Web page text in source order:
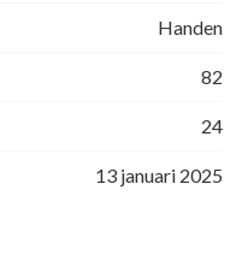
Handen
82
24
13 januari 2025